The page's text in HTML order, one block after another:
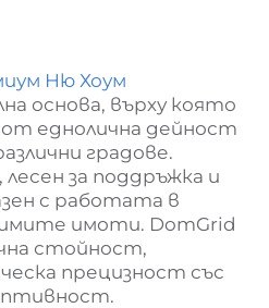
Ню Хоум
основа, върху която
еднолична дейност
градове.
за поддръжка и
с работата в
имоти. DomGrid
стойност,
прецизност със